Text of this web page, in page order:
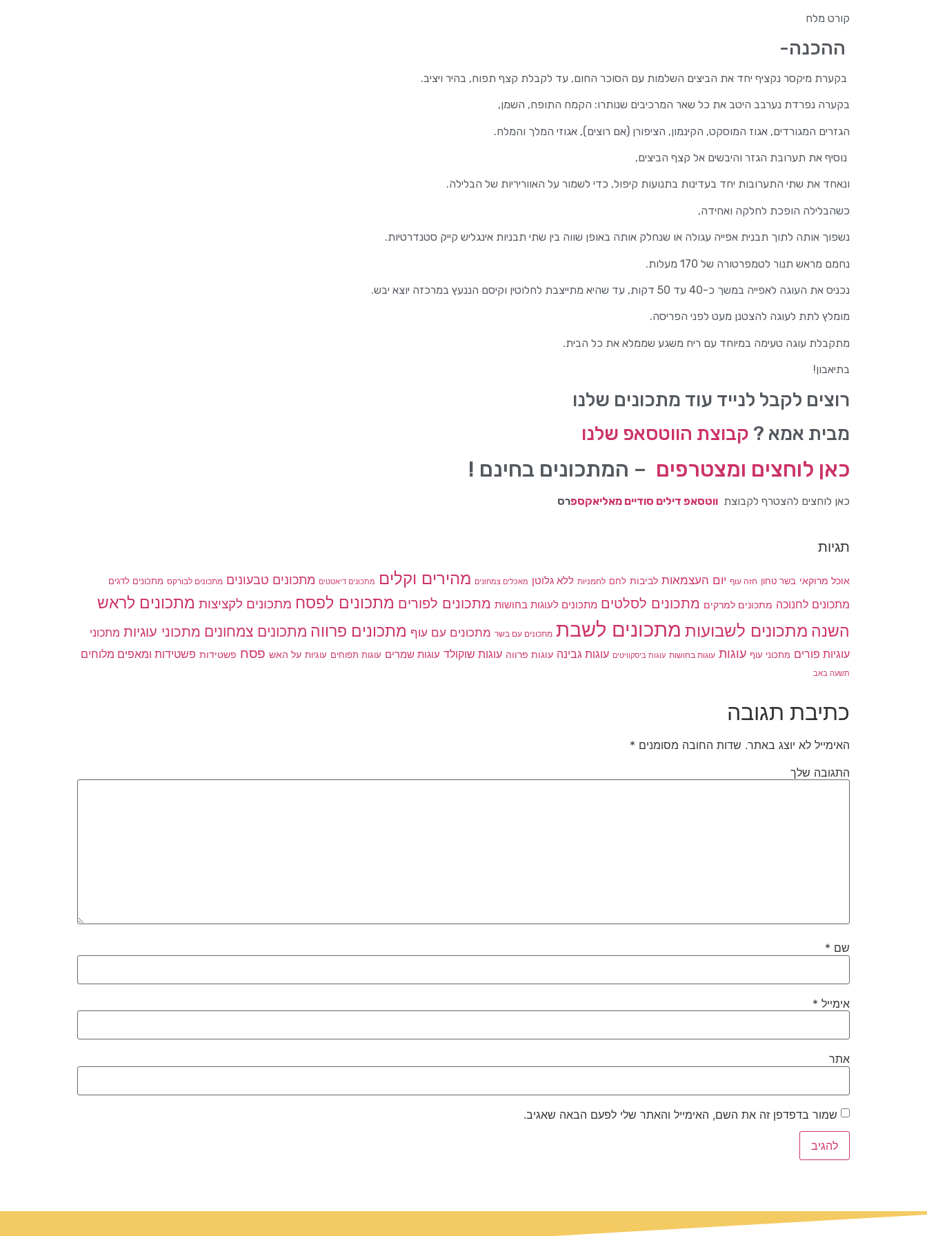
קורט מלח
ההכנה-
בקערת מיקסר נקציף יחד את הביצים השלמות עם הסוכר החום, עד לקבלת קצף תפוח, בהיר ויציב.
בקערה נפרדת נערבב היטב את כל שאר המרכיבים שנותרו: הקמח התופח, השמן,
הגזרים המגורדים, אגוז המוסקט, הקינמון, הציפורן (אם רוצים), אגוזי המלך והמלח.
נוסיף את תערובת הגזר והיבשים אל קצף הביצים,
ונאחד את שתי התערובות יחד בעדינות בתנועות קיפול, כדי לשמור על האווריריות של הבלילה.
כשהבלילה הופכת לחלקה ואחידה,
נשפוך אותה לתוך תבנית אפייה עגולה או שנחלק אותה באופן שווה בין שתי תבניות אינגליש קייק סטנדרטיות.
נחמם מראש תנור לטמפרטורה של 170 מעלות.
נכניס את העוגה לאפייה במשך כ-40 עד 50 דקות, עד שהיא מתייצבת לחלוטין וקיסם הננעץ במרכזה יוצא יבש.
מומלץ לתת לעוגה להצטנן מעט לפני הפריסה.
מתקבלת עוגה טעימה במיוחד עם ריח משגע שממלא את כל הבית.
בתיאבון!
רוצים לקבל לנייד עוד מתכונים שלנו
מבית אמא ? קבוצת הווטסאפ שלנו
כאן לוחצים ומצטרפים – המתכונים בחינם !
כאן לוחצים להצטרף לקבוצת ווטסאפ דילים סודיים מאליאקספרס
תגיות
אוכל מרוקאי בשר טחון חזה עוף יום העצמאות לביבות לחם לחמניות ללא גלוטן מאכלים צמחונים מהירים וקלים מתכונים דיאטטים מתכונים טבעונים מתכונים לבורקס מתכונים לדגים
מתכונים לחנוכה מתכונים למרקים מתכונים לסלטים מתכונים לעוגות בחושות מתכונים לפורים מתכונים לפסח מתכונים לקציצות מתכונים לראש
השנה מתכונים לשבועות מתכונים לשבת מתכונים עם בשר מתכונים עם עוף מתכונים פרווה מתכונים צמחונים מתכוני עוגיות מתכוני
עוגיות פורים מתכוני עוף עוגות עוגות בחושות עוגות ביסקוויטים עוגות גבינה עוגות פרווה עוגות שוקולד עוגות שמרים עוגות תפוחים עוגיות על האש פסח פשטידות פשטידות ומאפים מלוחים
תשעה באב
כתיבת תגובה
האימייל לא יוצג באתר. שדות החובה מסומנים *
התגובה שלך
שם *
אימייל *
אתר
שמור בדפדפן זה את השם, האימייל והאתר שלי לפעם הבאה שאגיב.